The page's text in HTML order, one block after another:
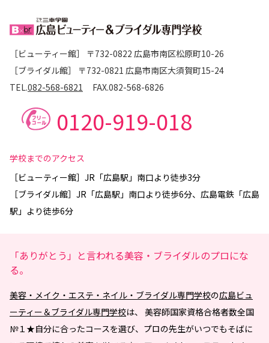
［ビューティー館］ 〒732-0822 広島市南区松原町10-26
［ブライダル館］ 〒732-0821 広島市南区大須賀町15-24
TEL.082-568-6821 FAX.082-568-6826
0120-919-018
学校までのアクセス
［ビューティー館］JR「広島駅」南口より徒歩3分
［ブライダル館］JR「広島駅」南口より徒歩6分、広島電鉄「広島
駅」より徒歩6分
「ありがとう」と言われる美容・ブライダルのプロにな
る。
美容・メイク・エステ・ネイル・ブライダル専門学校の広島ビュ
ーティー＆ブライダル専門学校は、 美容師国家資格合格者数全国
№１★自分に合ったコースを選び、プロの先生がいつでもそばに